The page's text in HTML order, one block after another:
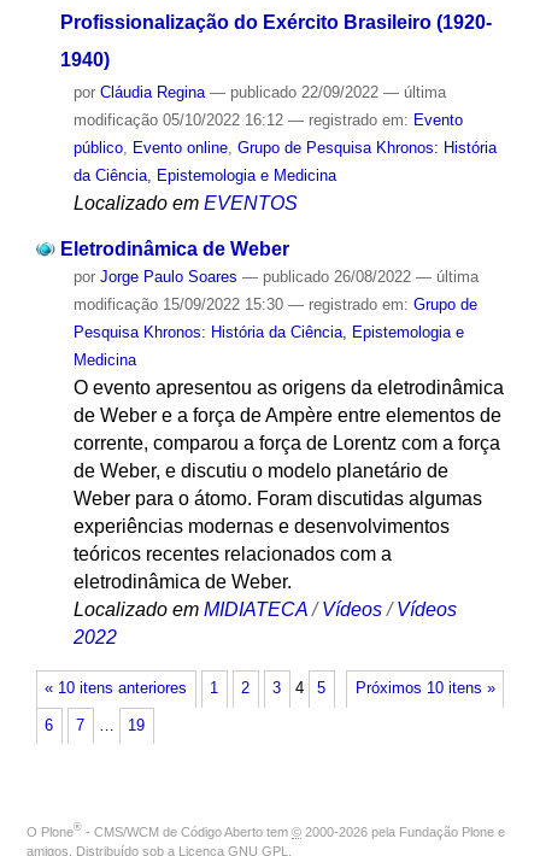
Profissionalização do Exército Brasileiro (1920-
1940)
por Cláudia Regina — publicado22/09/2022 — última
modificação05/10/2022 16:12 — registrado em: Evento
público, Evento online, Grupo de Pesquisa Khronos: História
da Ciência, Epistemologia e Medicina
Localizado em EVENTOS
Eletrodinâmica de Weber
por Jorge Paulo Soares — publicado26/08/2022 — última
modificação15/09/2022 15:30 — registrado em: Grupo de
Pesquisa Khronos: História da Ciência, Epistemologia e
Medicina
O evento apresentou as origens da eletrodinâmica
de Weber e a força de Ampère entre elementos de
corrente, comparou a força de Lorentz com a força
de Weber, e discutiu o modelo planetário de
Weber para o átomo. Foram discutidas algumas
experiências modernas e desenvolvimentos
teóricos recentes relacionados com a
eletrodinâmica de Weber.
Localizado em MIDIATECA /Vídeos /Vídeos
2022
« 10 itens anteriores Próximos 10 itens »
1 2 3 4 5
6 7 … 19
O Plone® - CMS/WCM de Código Aberto tem © 2000-2026 pela Fundação Plone e
amigos. Distribuído sob a Licença GNU GPL